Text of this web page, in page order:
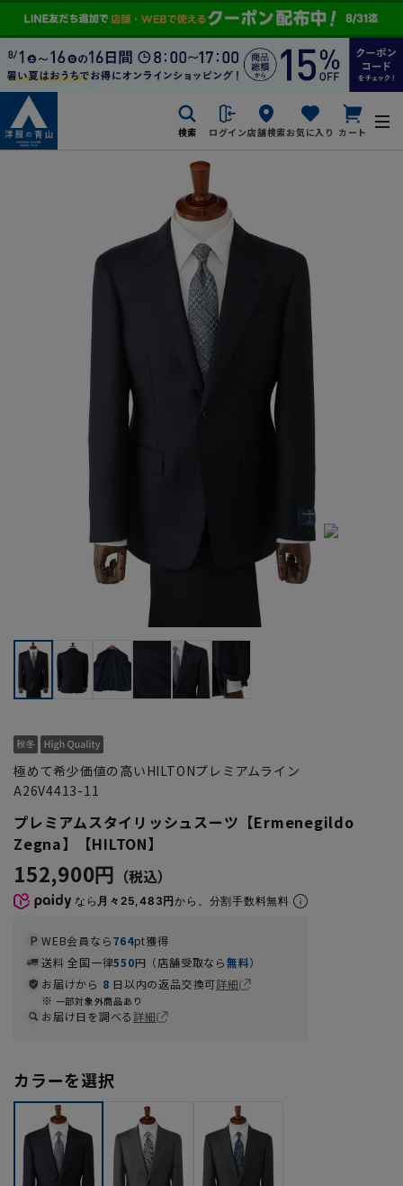
検索 ログイン店舗検索お気に入り カート
極めて希少価値の高いHILTONプレミアムライン
A26V4413-11
プレミアムスタイリッシュスーツ【Ermenegildo
Zegna】【HILTON】
152,900円
なら 月々25,483円から。分割手数料無料
WEB会員なら764pt獲得
送料 全国一律550円（店舗受取なら無料）
お届けから 8 日以内の返品交換可詳細
一部対象外商品あり
お届け日を調べる詳細
カラーを選択